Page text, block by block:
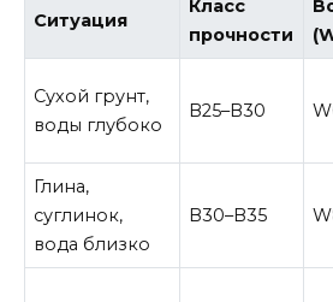
Ситуация
Класс
прочности
Сухой грунт,
воды глубоко
B25–B30
Глина,
суглинок,
вода близко
B30–B35